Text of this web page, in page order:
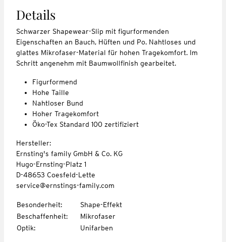
Details
Schwarzer Shapewear-Slip mit figurformenden
Eigenschaften an Bauch, Hüften und Po. Nahtloses und
glattes Mikrofaser-Material für hohen Tragekomfort. Im
Schritt angenehm mit Baumwollfinish gearbeitet.
Figurformend
Hohe Taille
Nahtloser Bund
Hoher Tragekomfort
Öko-Tex Standard 100 zertifiziert
Hersteller:
Ernsting's family GmbH & Co. KG
Hugo-Ernsting-Platz 1
D-48653 Coesfeld-Lette
service@ernstings-family.com
Besonderheit:
Shape-Effekt
Beschaffenheit:
Mikrofaser
Optik: Unifarben